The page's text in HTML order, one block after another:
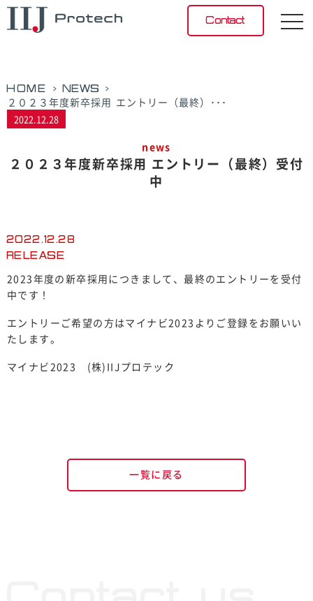
Contact
HOME > NEWS >
２０２３年度新卒採用 エントリー（最終）･･･
2022.12.28
news
２０２３年度新卒採用 エントリー（最終）受付
中
2022.12.28
RELEASE
2023年度の新卒採用につきまして、最終のエントリーを受付
中です！
エントリーご希望の方はマイナビ2023よりご登録をお願いい
たします。
マイナビ2023 (株)IIJプロテック
一覧に戻る